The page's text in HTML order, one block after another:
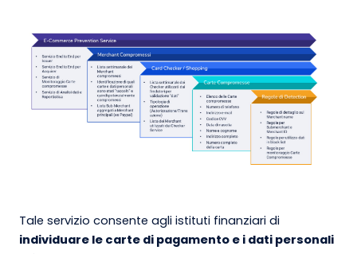
Tale servizio consente agli istituti finanziari di
individuare le carte di pagamento e i dati personali